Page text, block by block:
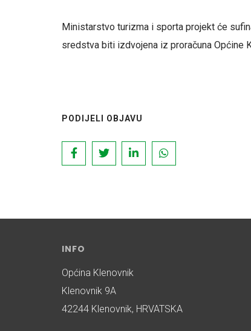
Ministarstvo turizma i sporta projekt će
sredstva biti izdvojena iz proračuna Općine
PODIJELI OBJAVU
INFO
Općina Klenovnik
Klenovnik 9A
42244 Klenovnik, HRVATSKA